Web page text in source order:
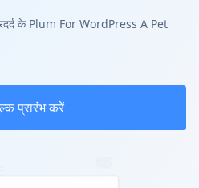
के Plum For WordPress A Pet
प्रारंभ करें